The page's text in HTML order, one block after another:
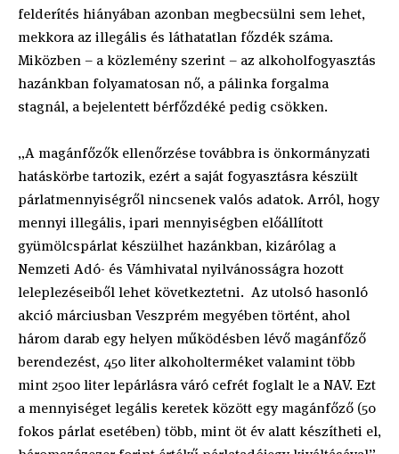
felderítés hiányában azonban megbecsülni sem lehet,
mekkora az illegális és láthatatlan főzdék száma.
Miközben – a közlemény szerint – az alkoholfogyasztás
hazánkban folyamatosan nő, a pálinka forgalma
stagnál, a bejelentett bérfőzdéké pedig csökken.
„A magánfőzők ellenőrzése továbbra is önkormányzati
hatáskörbe tartozik, ezért a saját fogyasztásra készült
párlatmennyiségről nincsenek valós adatok. Arról, hogy
mennyi illegális, ipari mennyiségben előállított
gyümölcspárlat készülhet hazánkban, kizárólag a
Nemzeti Adó- és Vámhivatal nyilvánosságra hozott
leleplezéseiből lehet következtetni. Az utolsó hasonló
akció márciusban Veszprém megyében történt, ahol
három darab egy helyen működésben lévő magánfőző
berendezést, 450 liter alkoholterméket valamint több
mint 2500 liter lepárlásra váró cefrét foglalt le a NAV. Ezt
a mennyiséget legális keretek között egy magánfőző (50
fokos párlat esetében) több, mint öt év alatt készítheti el,